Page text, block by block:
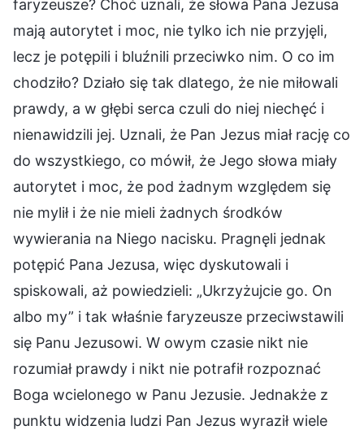
faryzeusze? Choć uznali, że słowa Pana Jezusa
mają autorytet i moc, nie tylko ich nie przyjęli,
lecz je potępili i bluźnili przeciwko nim. O co im
chodziło? Działo się tak dlatego, że nie miłowali
prawdy, a w głębi serca czuli do niej niechęć i
nienawidzili jej. Uznali, że Pan Jezus miał rację co
do wszystkiego, co mówił, że Jego słowa miały
autorytet i moc, że pod żadnym względem się
nie mylił i że nie mieli żadnych środków
wywierania na Niego nacisku. Pragnęli jednak
potępić Pana Jezusa, więc dyskutowali i
spiskowali, aż powiedzieli: „Ukrzyżujcie go. On
albo my” i tak właśnie faryzeusze przeciwstawili
się Panu Jezusowi. W owym czasie nikt nie
rozumiał prawdy i nikt nie potrafił rozpoznać
Boga wcielonego w Panu Jezusie. Jednakże z
punktu widzenia ludzi Pan Jezus wyraził wiele